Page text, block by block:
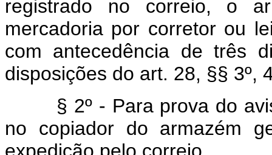
registrado no correio, o
mercadoria por corretor ou
com antecedência de três
disposições do art. 28, §§ 3º,
§ 2º - Para prova do
no copiador do armazém